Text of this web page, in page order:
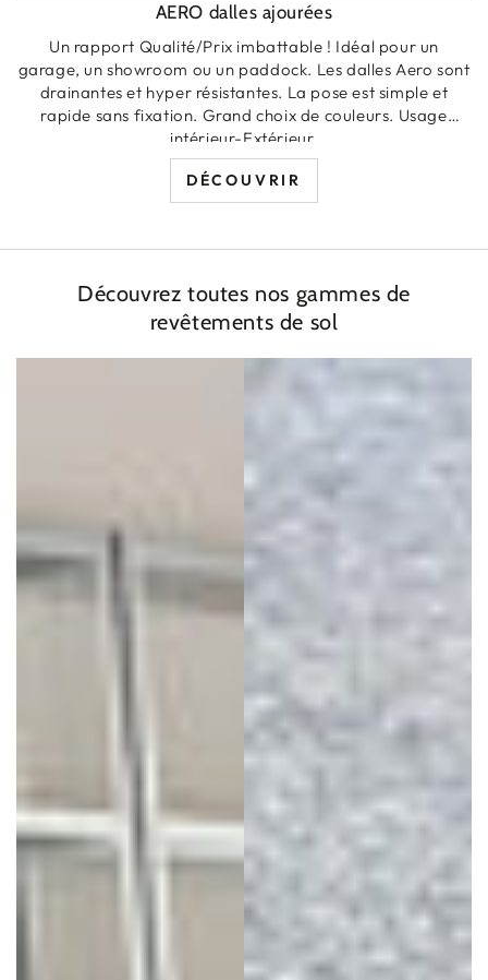
AERO dalles ajourées
Un rapport Qualité/Prix imbattable ! Idéal pour un
garage, un showroom ou un paddock. Les dalles Aero sont
drainantes et hyper résistantes. La pose est simple et
rapide sans fixation. Grand choix de couleurs. Usage
intérieur-Extérieur.
DÉCOUVRIR
Découvrez toutes nos gammes de
revêtements de sol